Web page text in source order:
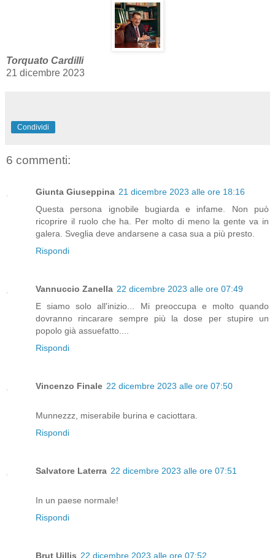
Torquato Cardilli
21 dicembre 2023
Condividi
6 commenti:
Giunta Giuseppina 21 dicembre 2023 alle ore 18:16
Questa persona ignobile bugiarda e infame. Non può
ricoprire il ruolo che ha. Per molto di meno la gente va in
galera. Sveglia deve andarsene a casa sua a più presto.
Rispondi
Vannuccio Zanella 22 dicembre 2023 alle ore 07:49
E siamo solo all'inizio... Mi preoccupa e molto quando
dovranno rincarare sempre più la dose per stupire un
popolo già assuefatto....
Rispondi
Vincenzo Finale 22 dicembre 2023 alle ore 07:50
Munnezzz, miserabile burina e caciottara.
Rispondi
Salvatore Laterra 22 dicembre 2023 alle ore 07:51
In un paese normale!
Rispondi
Brut Uillis 22 dicembre 2023 alle ore 07:52